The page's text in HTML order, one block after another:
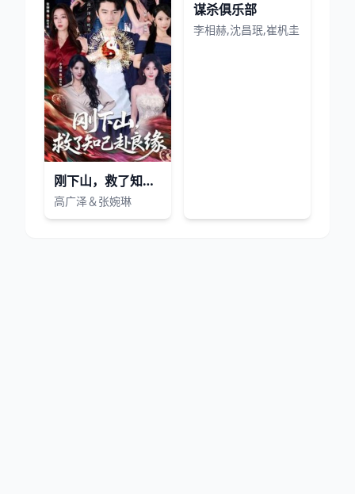
刚下山，救了知己赴良缘
高广泽＆张婉琳
谋杀俱乐部
李相赫,沈昌珉,崔杋圭